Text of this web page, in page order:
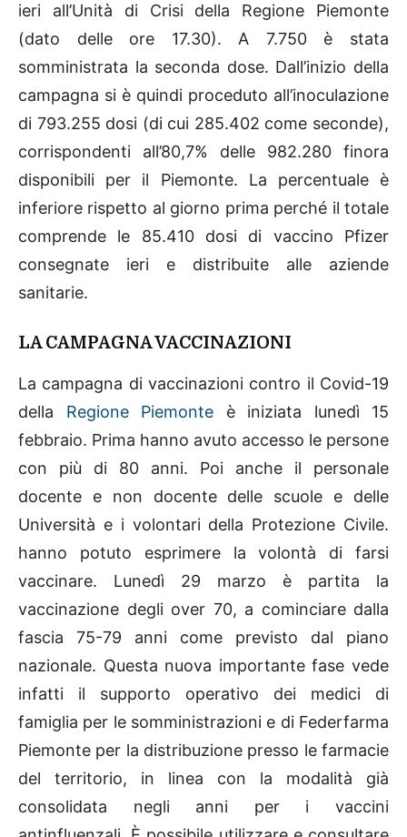
ieri all’Unità di Crisi della Regione Piemonte
(dato delle ore 17.30). A 7.750 è stata
somministrata la seconda dose. Dall’inizio della
campagna si è quindi proceduto all’inoculazione
di 793.255 dosi (di cui 285.402 come seconde),
corrispondenti all’80,7% delle 982.280 finora
disponibili per il Piemonte. La percentuale è
inferiore rispetto al giorno prima perché il totale
comprende le 85.410 dosi di vaccino Pfizer
consegnate ieri e distribuite alle aziende
sanitarie.
LA CAMPAGNA VACCINAZIONI
La campagna di vaccinazioni contro il Covid-19
della Regione Piemonte è iniziata lunedì 15
febbraio. Prima hanno avuto accesso le persone
con più di 80 anni. Poi anche il personale
docente e non docente delle scuole e delle
Università e i volontari della Protezione Civile.
hanno potuto esprimere la volontà di farsi
vaccinare. Lunedì 29 marzo è partita la
vaccinazione degli over 70, a cominciare dalla
fascia 75-79 anni come previsto dal piano
nazionale. Questa nuova importante fase vede
infatti il supporto operativo dei medici di
famiglia per le somministrazioni e di Federfarma
Piemonte per la distribuzione presso le farmacie
del territorio, in linea con la modalità già
consolidata negli anni per i vaccini